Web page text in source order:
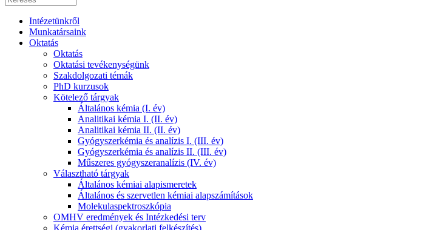
Intézetünkről
Munkatársaink
Oktatás
Oktatás
Oktatási tevékenységünk
Szakdolgozati témák
PhD kurzusok
Kötelező tárgyak
Általános kémia (I. év)
Analitikai kémia I. (II. év)
Analitikai kémia II. (II. év)
Gyógyszerkémia és analízis I. (III. év)
Gyógyszerkémia és analízis II. (III. év)
Műszeres gyógyszeranalízis (IV. év)
Választható tárgyak
Általános kémiai alapismeretek
Általános és szervetlen kémiai alapszámítások
Molekulaspektroszkópia
OMHV eredmények és Intézkedési terv